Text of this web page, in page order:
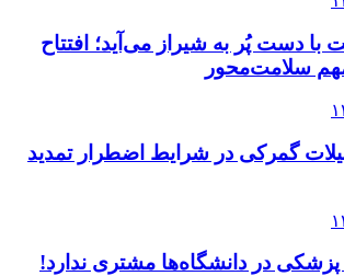
با دست پُر به شیراز می‌آید؛ افتتاح
سلامت‌محور
گمرکی در شرایط اضطرار تمدید